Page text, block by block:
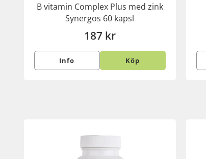
B vitamin Complex Plus med zink
Synergos 60 kapsl
187 kr
Info Köp